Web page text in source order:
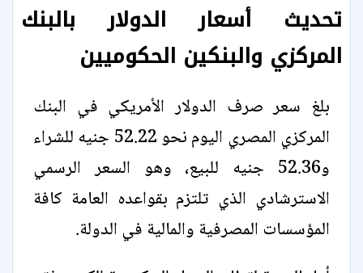
تحديث أسعار الدولار بالبنك
المركزي والبنكين الحكوميين
بلغ سعر صرف الدولار الأمريكي في البنك
المركزي المصري اليوم نحو 52.22 جنيه للشراء
و52.36 جنيه للبيع، وهو السعر الرسمي
الاسترشادي الذي تلتزم بقواعده العامة كافة
المؤسسات المصرفية والمالية في الدولة.